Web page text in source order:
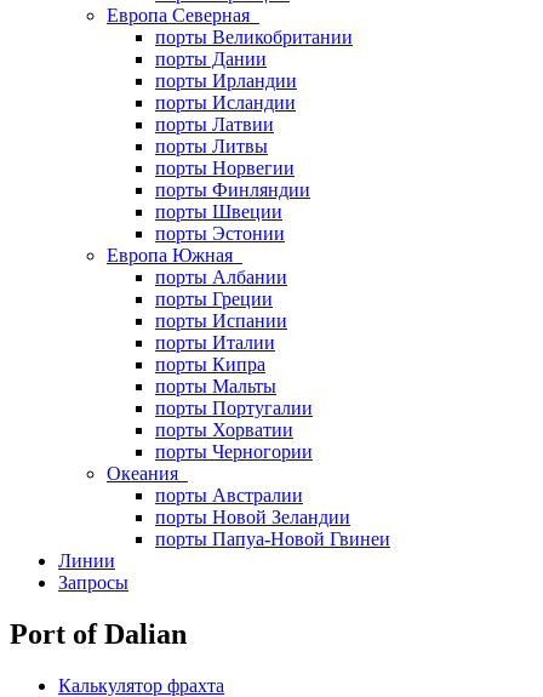
Европа Северная
порты Великобритании
порты Дании
порты Ирландии
порты Исландии
порты Латвии
порты Литвы
порты Норвегии
порты Финляндии
порты Швеции
порты Эстонии
Европа Южная
порты Албании
порты Греции
порты Испании
порты Италии
порты Кипра
порты Мальты
порты Португалии
порты Хорватии
порты Черногории
Океания
порты Австралии
порты Новой Зеландии
порты Папуа-Новой Гвинеи
Линии
Запросы
Port of Dalian
Калькулятор фрахта